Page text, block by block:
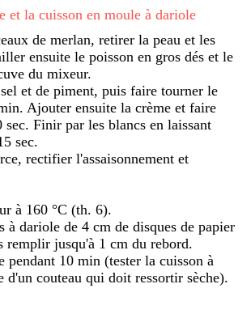
et la cuisson en moule à dariole
de merlan, retirer la peau et les
ensuite le poisson en gros dés et le
du mixeur.
et de piment, puis faire tourner le
Ajouter ensuite la crème et faire
sec. Finir par les blancs en laissant
sec.
rectifier l'assaisonnement et
à 160 °C (th. 6).
à dariole de 4 cm de disques de papier
remplir jusqu'à 1 cm du rebord.
pendant 10 min (tester la cuisson à
d'un couteau qui doit ressortir sèche).